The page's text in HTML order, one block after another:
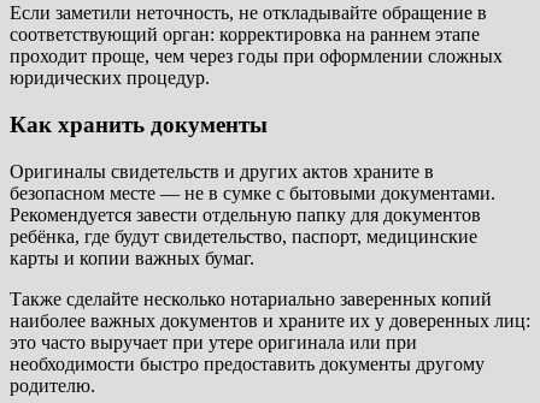
Если заметили неточность, не откладывайте обращение в
соответствующий орган: корректировка на раннем этапе
проходит проще, чем через годы при оформлении сложных
юридических процедур.
Как хранить документы
Оригиналы свидетельств и других актов храните в
безопасном месте — не в сумке с бытовыми документами.
Рекомендуется завести отдельную папку для документов
ребёнка, где будут свидетельство, паспорт, медицинские
карты и копии важных бумаг.
Также сделайте несколько нотариально заверенных копий
наиболее важных документов и храните их у доверенных лиц:
это часто выручает при утере оригинала или при
необходимости быстро предоставить документы другому
родителю.